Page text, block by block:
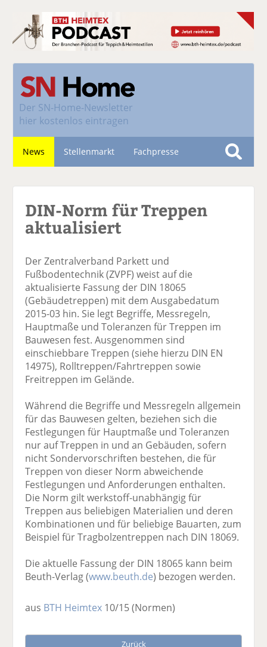
Der SN-Home-Newsletter
hier kostenlos eintragen
News Stellenmarkt Fachpresse
S
DIN-Norm für Treppen
aktualisiert
Der Zentralverband Parkett und
Fußbodentechnik (ZVPF) weist auf die
aktualisierte Fassung der DIN 18065
(Gebäudetreppen) mit dem Ausgabedatum
2015-03 hin. Sie legt Begriffe, Messregeln,
Hauptmaße und Toleranzen für Treppen im
Bauwesen fest. Ausgenommen sind
einschiebbare Treppen (siehe hierzu DIN EN
14975), Rolltreppen/Fahrtreppen sowie
Freitreppen im Gelände.
Während die Begriffe und Messregeln allgemein
für das Bauwesen gelten, beziehen sich die
Festlegungen für Hauptmaße und Toleranzen
nur auf Treppen in und an Gebäuden, sofern
nicht Sondervorschriften bestehen, die für
Treppen von dieser Norm abweichende
Festlegungen und Anforderungen enthalten.
Die Norm gilt werkstoff-unabhängig für
Treppen aus beliebigen Materialien und deren
Kombinationen und für beliebige Bauarten, zum
Beispiel für Tragbolzentreppen nach DIN 18069.
Die aktuelle Fassung der DIN 18065 kann beim
Beuth-Verlag (www.beuth.de) bezogen werden.
aus BTH Heimtex 10/15(Normen)
Zurück